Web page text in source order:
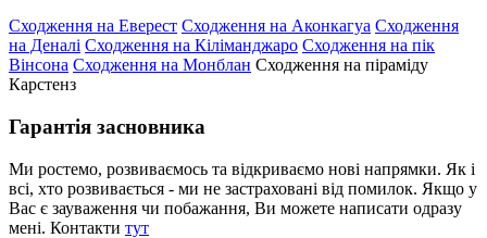
Сходження на Еверест Сходження на Аконкагуа Сходження
на Деналі Сходження на Кіліманджаро Сходження на пік
Вінсона Сходження на Монблан Сходження на піраміду
Карстенз
Гарантія засновника
Ми ростемо, розвиваємось та відкриваємо нові напрямки. Як і
всі, хто розвивається - ми не застраховані від помилок. Якщо у
Вас є зауваження чи побажання, Ви можете написати одразу
мені. Контакти тут